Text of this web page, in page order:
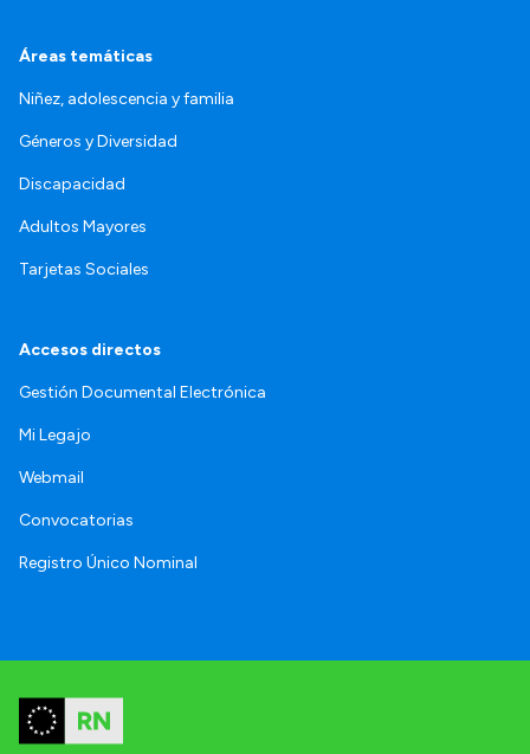
Áreas temáticas
Niñez, adolescencia y familia
Géneros y Diversidad
Discapacidad
Adultos Mayores
Tarjetas Sociales
Accesos directos
Gestión Documental Electrónica
Mi Legajo
Webmail
Convocatorias
Registro Único Nominal